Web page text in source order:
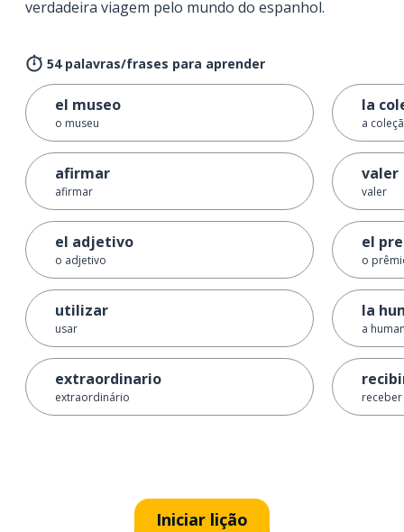
verdadeira viagem pelo mundo do espanhol.
54 palavras/frases para aprender
el museo
o museu
afirmar
afirmar
el adjetivo
o adjetivo
utilizar
usar
extraordinario
extraordinário
la
a
valer
valer
el
o
la
a
receber
Iniciar lição